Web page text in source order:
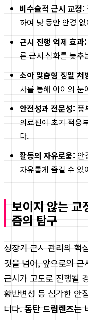
비수술적 근시 교정:
하여 낮 동안 안경
근시 진행 억제 효과:
른 근시 심화를 늦추
소아 맞춤형 정밀 처
사를 통해 아이의 눈
안전성과 전문성: 풍
의료진이 초기 적응
다.
활동의 자유로움: 안
자유롭게 즐길 수 있
보이지 않는 교
즘의 탐구
성장기 근시 관리의 핵
것을 넘어, 앞으로의
근시가 고도로 진행될
황반변성 등 심각한 안
니다. 동탄 드림렌즈는